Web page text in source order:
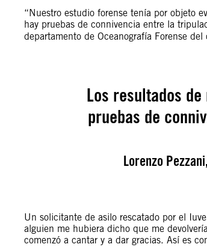
“Nuestro estudio forense tenía por objeto
hay pruebas de connivencia entre la
departamento de Oceanografía Forense
Los resultados
pruebas de
Lorenzo
Un solicitante de asilo rescatado por el
alguien me hubiera dicho que me
comenzó a cantar y a dar gracias. Así es